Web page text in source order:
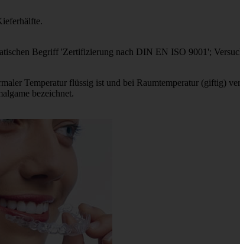
Begriff 'Zertifizierung nach DIN EN ISO 9001';
Temperatur flüssig ist und bei Raumtemperatur (giftig)
bezeichnet.